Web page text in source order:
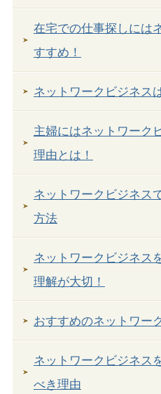
在宅での仕事探しには
すすめ！
ネットワークビジネス
主婦にはネットワーク
理由とは！
ネットワークビジネス
方法
ネットワークビジネス
理解が大切！
おすすめのネットワー
ネットワークビジネス
べき理由